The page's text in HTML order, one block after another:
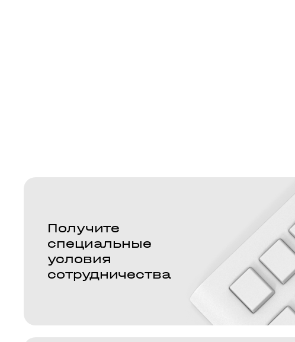
Получите
специальные
условия
сотрудничества